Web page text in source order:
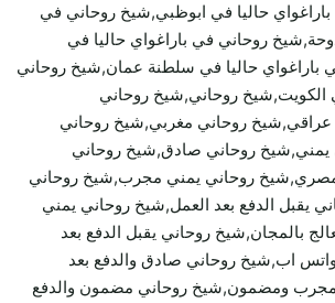
حاليا في ابوظبي,شيخ روحاني في
روحاني في باراغواي حاليا في
حاليا في سلطنة عمان,شيخ روحاني
الكويت,شيخ روحاني,شيخ روحاني
روحاني مغربي,شيخ روحاني
يمني,شيخ روحاني صادق,شيخ روحاني
روحاني يمني مجرب,شيخ روحاني
يقبل الدفع بعد العمل,شيخ روحاني يمني
بالمجان,شيخ روحاني يقبل الدفع بعد
اب,شيخ روحاني صادق والدفع بعد
مجرب ومضمون,شيخ روحاني مضمون والدفع